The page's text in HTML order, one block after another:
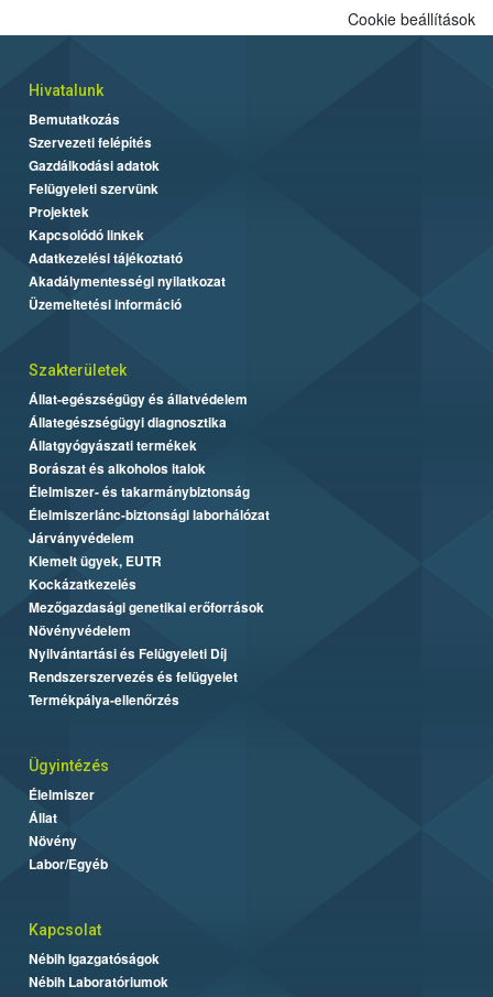
Cookie beállítások
Hivatalunk
Bemutatkozás
Szervezeti felépítés
Gazdálkodási adatok
Felügyeleti szervünk
Projektek
Kapcsolódó linkek
Adatkezelési tájékoztató
Akadálymentességi nyilatkozat
Üzemeltetési információ
Szakterületek
Állat-egészségügy és állatvédelem
Állategészségügyi diagnosztika
Állatgyógyászati termékek
Borászat és alkoholos italok
Élelmiszer- és takarmánybiztonság
Élelmiszerlánc-biztonsági laborhálózat
Járványvédelem
Kiemelt ügyek, EUTR
Kockázatkezelés
Mezőgazdasági genetikai erőforrások
Növényvédelem
Nyilvántartási és Felügyeleti Díj
Rendszerszervezés és felügyelet
Termékpálya-ellenőrzés
Ügyintézés
Élelmiszer
Állat
Növény
Labor/Egyéb
Kapcsolat
Nébih Igazgatóságok
Nébih Laboratóriumok